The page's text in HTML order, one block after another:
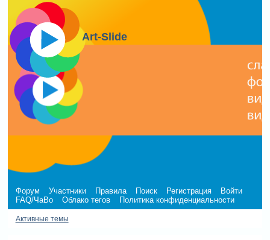
Art-Slide
Форум Участники Правила Поиск Регистрация
Войти
FAQ/ЧаВо
Облако тегов Политика конфиденциальности
Активные темы